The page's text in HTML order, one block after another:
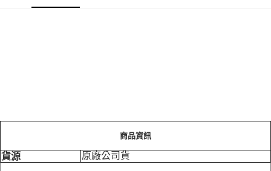
7-11取貨付款［需3-5個工作天不含預購商品］
商品資訊
貨源 原廠公司貨